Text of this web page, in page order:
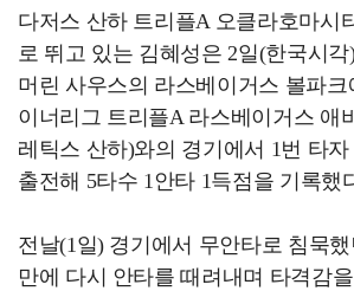
다저스 산하 트리플A 오클라호마시
로 뛰고 있는 김혜성은 2일(한국시
머린 사우스의 라스베이거스 볼파크
이너리그 트리플A 라스베이거스 애
레틱스 산하)와의 경기에서 1번 타
출전해 5타수 1안타 1득점을 기록했
전날(1일) 경기에서 무안타로 침묵
만에 다시 안타를 때려내며 타격감